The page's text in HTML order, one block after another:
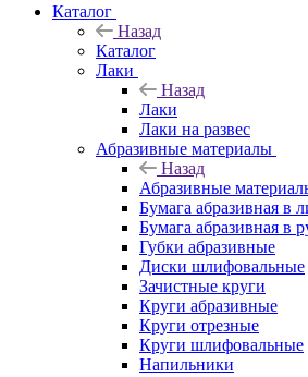
Каталог
Назад
Каталог
Лаки
Назад
Лаки
Лаки на развес
Абразивные материалы
Назад
Абразивные
Бумага абразивная в
Бумага абразивная в
Губки абразивные
Диски шлифовальные
Зачистные круги
Круги абразивные
Круги отрезные
Круги шлифовальные
Напильники